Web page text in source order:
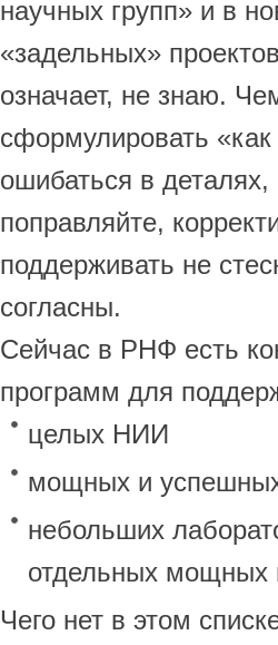
научных групп» и в
«задельных»
означает, не знаю.
сформулировать
ошибаться в деталях,
поправляйте,
поддерживать не
согласны.
Сейчас в РНФ есть
программ для
целых НИИ
мощных и
небольших
отдельных мощных
Чего нет в этом